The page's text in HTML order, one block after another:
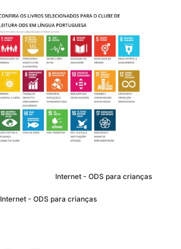
Internet - ODS para crianças
Internet - ODS para crianças